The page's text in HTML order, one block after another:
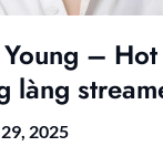
–
làng
2025